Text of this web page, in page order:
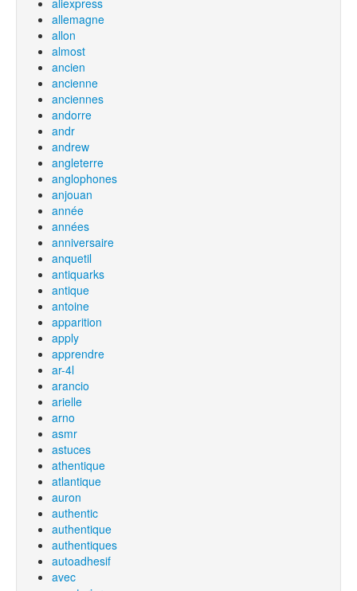
aliexpress
allemagne
allon
almost
ancien
ancienne
anciennes
andorre
andr
andrew
angleterre
anglophones
anjouan
année
années
anniversaire
anquetil
antiquarks
antique
antoine
apparition
apply
apprendre
ar-4l
arancio
arielle
arno
asmr
astuces
athentique
atlantique
auron
authentic
authentique
authentiques
autoadhesif
avec